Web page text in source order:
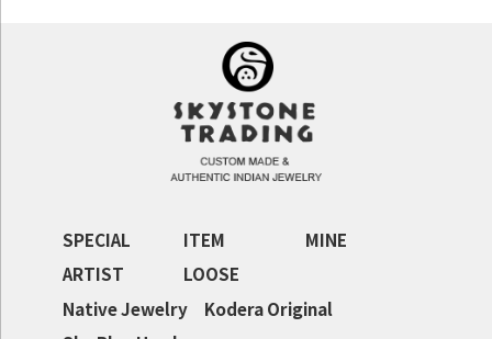
SPECIAL ITEM
MINE
ARTIST
LOOSE
Native Jewelry
Kodera Original